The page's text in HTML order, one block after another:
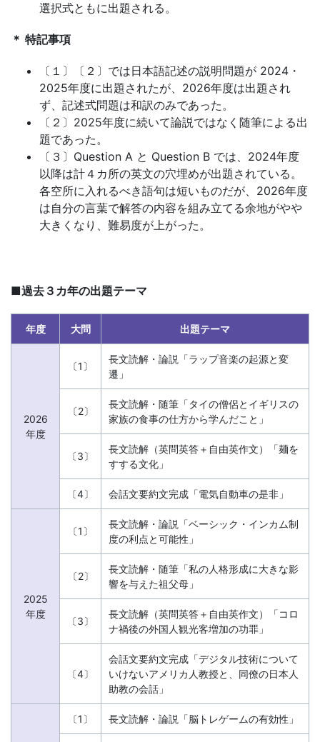
報
「受
学
習
ナ
ビ」。
今
選択式ともに出題される。
＊ 特記事項
〔１〕〔２〕では日本語記述の説明問題が 2024・
2025年度に出題されたが、2026年度は出題され
ず、記述式問題は和訳のみであった。
〔２〕2025年度に続いて論説ではなく随筆による出
題であった。
〔３〕Question A と Question B では、2024年度
以降は計４カ所の英文の穴埋めが出題されている。
各空所に入れるべき語句は短いものだが、2026年度
は自分の言葉で解答の内容を組み立てる余地がやや
大きくなり、難易度が上がった。
■過去３カ年の出題テーマ
年度 大問 出題テーマ
2026
年度
〔1〕
長文読解・論説「ラップ音楽の起源と変
遷」
〔2〕
長文読解・随筆「タイの僧侶とイギリスの
家族の食事の仕方から学んだこと」
〔3〕
長文読解（英問英答＋自由英作文）「麺を
すする文化」
〔4〕 会話文要約文完成「電気自動車の是非」
2025
年度
〔1〕
長文読解・論説「ベーシック・インカム制
度の利点と可能性」
〔2〕
長文読解・随筆「私の人格形成に大きな影
響を与えた祖父母」
〔3〕
長文読解（英問英答＋自由英作文）「コロ
ナ禍後の外国人観光客増加の功罪」
〔4〕
会話文要約文完成「デジタル技術について
いけないアメリカ人教授と、同僚の日本人
助教の会話」
〔1〕 長文読解・論説「脳トレゲームの有効性」